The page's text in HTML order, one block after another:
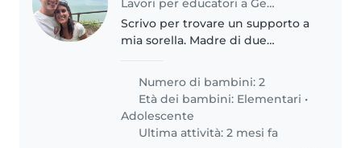
Lavori per educatori a Genova
Scrivo per trovare un supporto a
mia sorella. Madre di due
maschio di 14. Il maschio è stto
diagnosticato con adhd ed ha
gia un supporto psicologico,pero
purtroppo..
Numero di bambini: 2
Età dei bambini: Elementari •
Adolescente
Ultima attività: 2 mesi fa